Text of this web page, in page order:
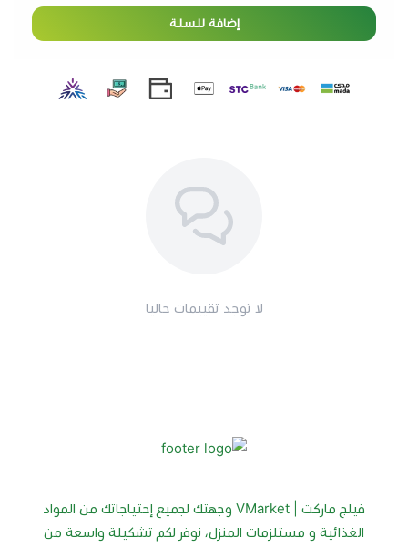
إضافة للسلة
لا توجد تقييمات حاليا
فيلج ماركت | VMarket وجهتك لجميع إحتياجاتك من المواد
الغذائية و مستلزمات المنزل، نوفر لكم تشكيلة واسعة من